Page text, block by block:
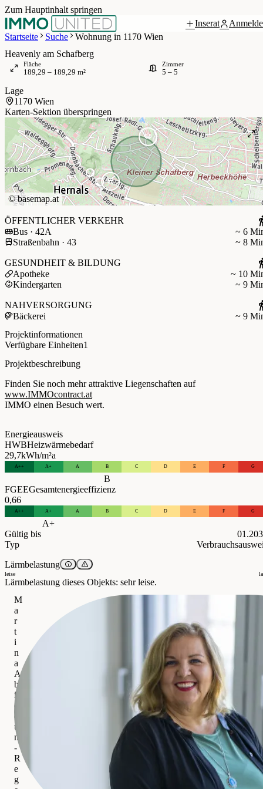
Zum Hauptinhalt springen
Inserat
Startseite
Suche Wohnung in 1170 Wien
Heavenly am Schafberg
Fläche
189,29 – 189,29 m²
Zimmer
5 – 5
Lage
1170 Wien
Karten-Sektion überspringen
©basemap.at
ÖFFENTLICHER VERKEHR
Bus · 42A
~ 6
Straßenbahn · 43
~ 8
GESUNDHEIT & BILDUNG
Apotheke
~ 10
Kindergarten
~ 9
NAHVERSORGUNG
Bäckerei
~ 9
Projektinformationen
Verfügbare Einheiten1
Projektbeschreibung
Finden Sie noch mehr attraktive Liegenschaften auf
www.IMMOcontract.at
IMMO einen Besuch wert.
Energieausweis
HWBHeizwärmebedarf
29,7kWh/m²a
A++ A+ A B C D E F G
B
FGEEGesamtenergieeffizienz
0,66
A++ A+ A B C D E F G
A+
Gültig bis
Typ
Lärmbelastung
leise
Lärmbelastung dieses Objekts: sehr leise.
M
a
r
t
i
n
a
A
b
i
o
d
u
n
-
R
e
g